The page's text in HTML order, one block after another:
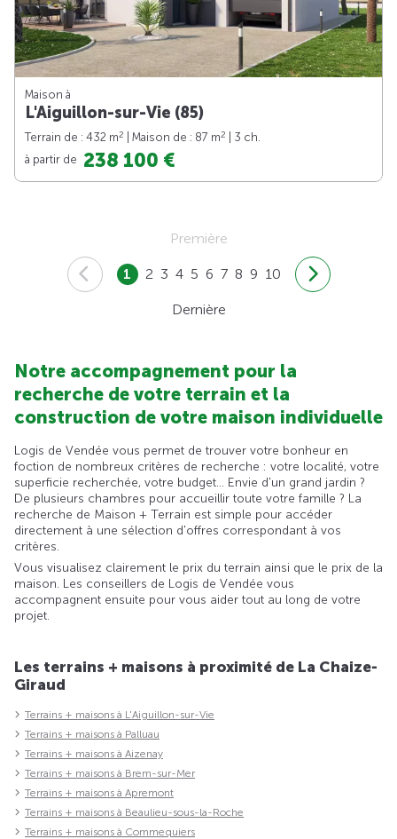
Maison à
L'Aiguillon-sur-Vie (85)
Terrain de : 432 m2 | Maison de : 87 m2
| 3 ch.
à partir de 238 100 €
Première
1 2 3 4 5 6 7 8 9 10
Dernière
Notre accompagnement pour la
recherche de votre terrain et la
construction de votre maison individuelle
Logis de Vendée vous permet de trouver votre bonheur en
foction de nombreux critères de recherche : votre localité, votre
superficie recherchée, votre budget... Envie d'un grand jardin ?
De plusieurs chambres pour accueillir toute votre famille ? La
recherche de Maison + Terrain est simple pour accéder
directement à une sélection d'offres correspondant à vos
critères.
Vous visualisez clairement le prix du terrain ainsi que le prix de la
maison. Les conseillers de Logis de Vendée vous
accompagnent ensuite pour vous aider tout au long de votre
projet.
Les terrains + maisons à proximité de La Chaize-
Giraud
Terrains + maisons à L'Aiguillon-sur-Vie
Terrains + maisons à Palluau
Terrains + maisons à Aizenay
Terrains + maisons à Brem-sur-Mer
Terrains + maisons à Apremont
Terrains + maisons à Beaulieu-sous-la-Roche
Terrains + maisons à Commequiers